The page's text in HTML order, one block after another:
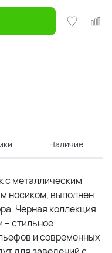
Наличие
с металлическим
носиком, выполнен
Черная коллекция
– стильное
и современных